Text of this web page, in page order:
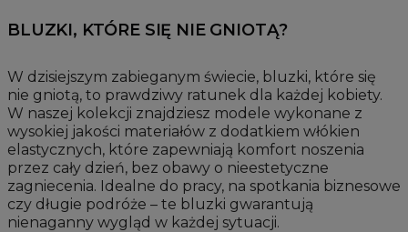
BLUZKI, KTÓRE SIĘ NIE GNIOTĄ?
W dzisiejszym zabieganym świecie, bluzki, które się
nie gniotą, to prawdziwy ratunek dla każdej kobiety.
W naszej kolekcji znajdziesz modele wykonane z
wysokiej jakości materiałów z dodatkiem włókien
elastycznych, które zapewniają komfort noszenia
przez cały dzień, bez obawy o nieestetyczne
zagniecenia. Idealne do pracy, na spotkania biznesowe
czy długie podróże – te bluzki gwarantują
nienaganny wygląd w każdej sytuacji.